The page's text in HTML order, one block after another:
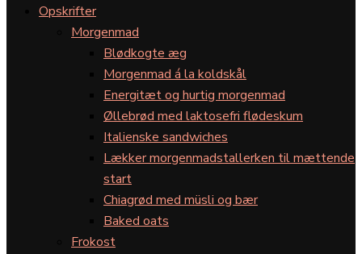
Opskrifter
Morgenmad
Blødkogte æg
Morgenmad á la koldskål
Energitæt og hurtig morgenmad
Øllebrød med laktosefri flødeskum
Italienske sandwiches
Lækker morgenmadstallerken til mættende
start
Chiagrød med müsli og bær
Baked oats
Frokost